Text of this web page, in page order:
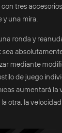
tres
una mira.
ronda y
mediante
de juego
aumentará la
otra, la